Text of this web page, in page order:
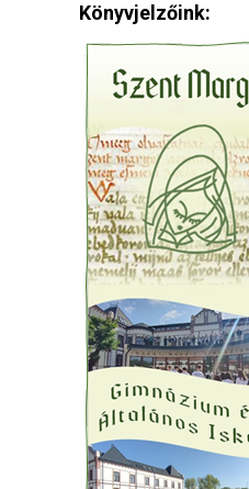
Könyvjelzőink: